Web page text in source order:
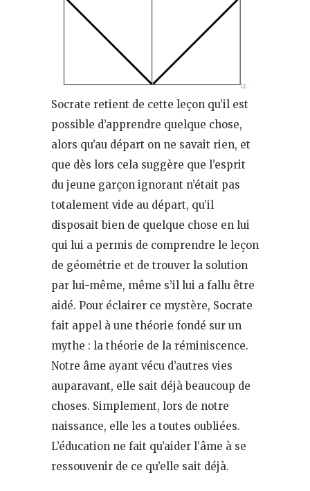
Socrate retient de cette leçon qu’il est
possible d’apprendre quelque chose,
alors qu’au départ on ne savait rien, et
que dès lors cela suggère que l’esprit
du jeune garçon ignorant n’était pas
totalement vide au départ, qu’il
disposait bien de quelque chose en lui
qui lui a permis de comprendre le leçon
de géométrie et de trouver la solution
par lui-même, même s’il lui a fallu être
aidé. Pour éclairer ce mystère, Socrate
fait appel à une théorie fondé sur un
mythe : la théorie de la réminiscence.
Notre âme ayant vécu d’autres vies
auparavant, elle sait déjà beaucoup de
choses. Simplement, lors de notre
naissance, elle les a toutes oubliées.
L’éducation ne fait qu’aider l’âme à se
ressouvenir de ce qu’elle sait déjà.